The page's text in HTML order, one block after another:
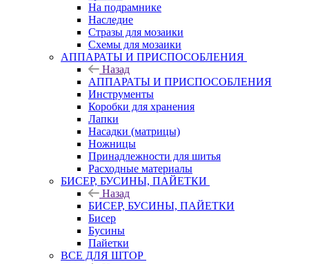
На подрамнике
Наследие
Стразы для мозаики
Схемы для мозаики
АППАРАТЫ И ПРИСПОСОБЛЕНИЯ
Назад
АППАРАТЫ И ПРИСПОСОБЛЕНИЯ
Инструменты
Коробки для хранения
Лапки
Насадки (матрицы)
Ножницы
Принадлежности для шитья
Расходные материалы
БИСЕР, БУСИНЫ, ПАЙЕТКИ
Назад
БИСЕР, БУСИНЫ, ПАЙЕТКИ
Бисер
Бусины
Пайетки
ВСЕ ДЛЯ ШТОР